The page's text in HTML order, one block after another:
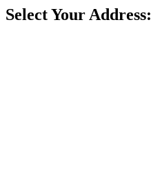
Select Your Address: